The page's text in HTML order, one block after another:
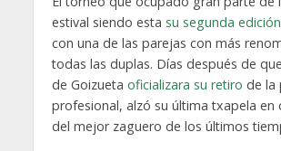
estival siendo esta su segunda edición
con una de las parejas con más
todas las duplas. Días después de
de Goizueta oficializara su retiro de la
profesional, alzó su última txapela en
del mejor zaguero de los últimos